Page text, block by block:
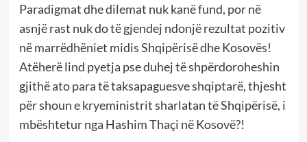
Paradigmat dhe dilemat nuk kanë fund, por në
asnjë rast nuk do të gjendej ndonjë rezultat pozitiv
në marrëdhëniet midis Shqipërisë dhe Kosovës!
Atëherë lind pyetja pse duhej të shpërdoroheshin
gjithë ato para të taksapaguesve shqiptarë, thjesht
për shoun e kryeministrit sharlatan të Shqipërisë, i
mbështetur nga Hashim Thaçi në Kosovë?!